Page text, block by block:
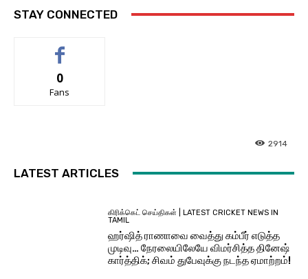
STAY CONNECTED
0
Fans
2914
LATEST ARTICLES
கிரிக்கெட் செய்திகள் | LATEST CRICKET NEWS IN
TAMIL
ஹர்ஷித் ராணாவை வைத்து கம்பீர் எடுத்த
முடிவு… நேரலையிலேயே விமர்சித்த தினேஷ்
கார்த்திக்; சிவம் துபேவுக்கு நடந்த ஏமாற்றம்!